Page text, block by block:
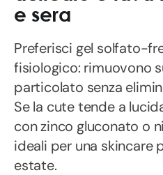
e sera
Preferisci gel solfato-
fisiologico: rimuovono
particolato senza
Se la cute tende a
con zinco gluconato o
ideali per una skincare
estate.